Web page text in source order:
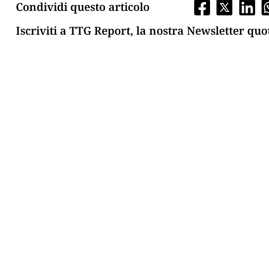
Condividi questo articolo
Iscriviti a TTG Report, la nostra Newsletter